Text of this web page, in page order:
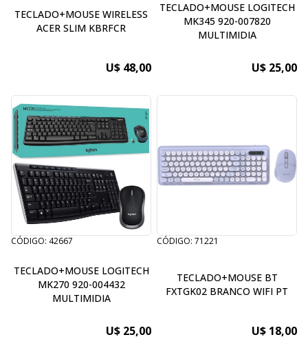
TECLADO+MOUSE WIRELESS
ACER SLIM KBRFCR
U$ 48,00
TECLADO+MOUSE LOGITECH
MK345 920-007820
MULTIMIDIA
U$ 25,00
CÓDIGO: 42667
TECLADO+MOUSE LOGITECH
MK270 920-004432
MULTIMIDIA
U$ 25,00
CÓDIGO: 71221
TECLADO+MOUSE BT
FXTGK02 BRANCO WIFI PT
U$ 18,00